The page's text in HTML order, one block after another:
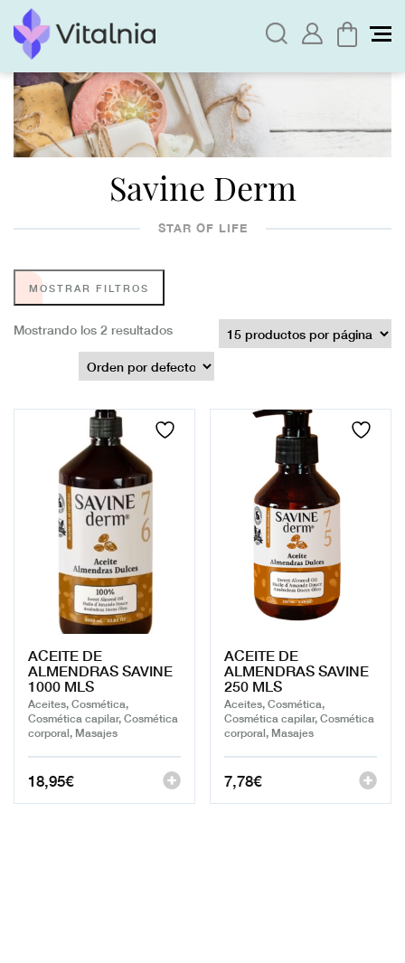
Savine Derm
STAR OF LIFE
MOSTRAR FILTROS
Mostrando los 2 resultados
ACEITE DE
ALMENDRAS SAVINE
1000 MLS
Aceites, Cosmética,
Cosmética capilar, Cosmética
corporal, Masajes
18,95€
ACEITE DE
ALMENDRAS SAVINE
250 MLS
Aceites, Cosmética,
Cosmética capilar, Cosmética
corporal, Masajes
7,78€